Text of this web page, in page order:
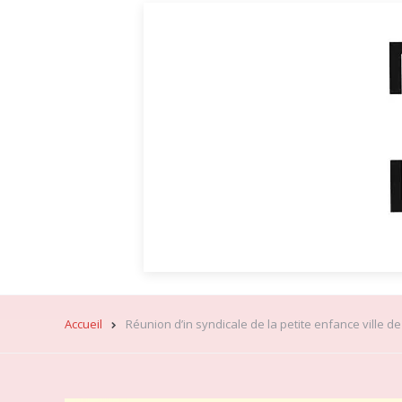
Accueil Réunion d’in syndicale de la petite enfance ville